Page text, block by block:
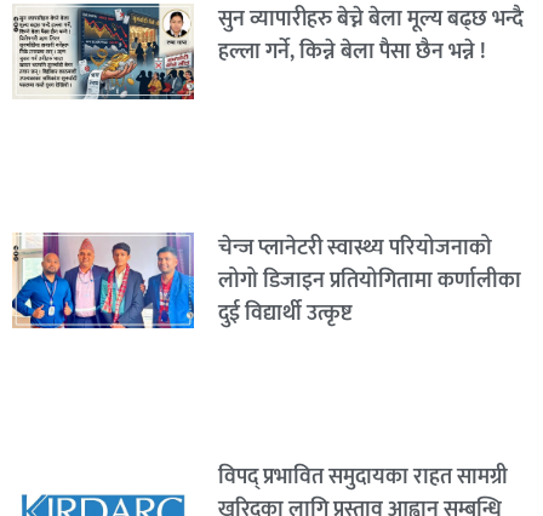
सुन व्यापारीहरु बेच्ने बेला मूल्य बढ्छ भन्दै
हल्ला गर्ने, किन्ने बेला पैसा छैन भन्ने !
चेन्ज प्लानेटरी स्वास्थ्य परियोजनाको
लोगो डिजाइन प्रतियोगितामा कर्णालीका
दुई विद्यार्थी उत्कृष्ट
विपद् प्रभावित समुदायका राहत सामग्री